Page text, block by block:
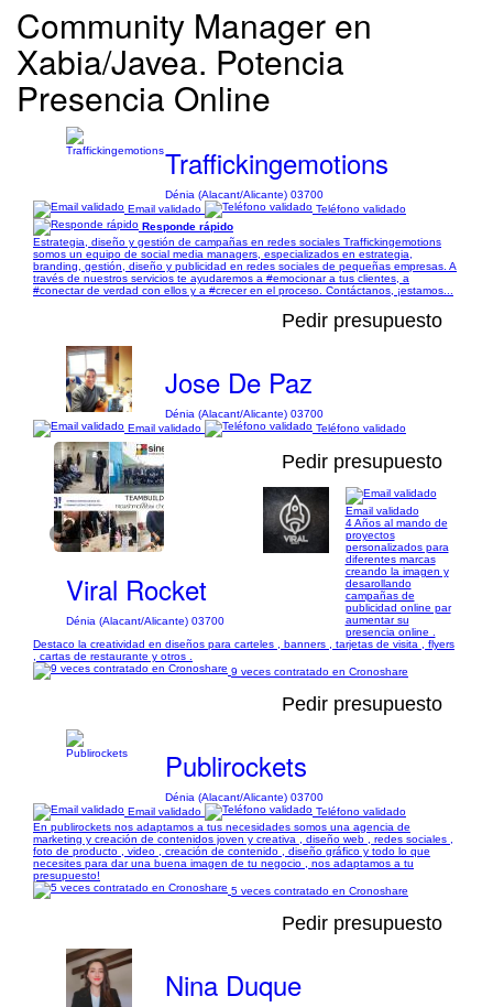
Community Manager en
Xabia/Javea. Potencia
Presencia Online
Traffickingemotions
Dénia (Alacant/Alicante) 03700
Email validado
Teléfono validado
Responde rápido
Estrategia, diseño y gestión de campañas en redes sociales Traffickingemotions
somos un equipo de social media managers, especializados en estrategia,
branding, gestión, diseño y publicidad en redes sociales de pequeñas empresas. A
través de nuestros servicios te ayudaremos a #emocionar a tus clientes, a
#conectar de verdad con ellos y a #crecer en el proceso. Contáctanos, ¡estamos...
Pedir presupuesto
Jose De Paz
Dénia (Alacant/Alicante) 03700
Email validado
Teléfono validado
1/11
Pedir presupuesto
Viral Rocket
Dénia (Alacant/Alicante) 03700
Email validado
4 Años al mando de
proyectos
personalizados para
diferentes marcas
creando la imagen y
desarollando
campañas de
publicidad online par
aumentar su
presencia online .
Destaco la creatividad en diseños para carteles , banners , tarjetas de visita , flyers
, cartas de restaurante y otros .
9 veces contratado en Cronoshare
Pedir presupuesto
Publirockets
Dénia (Alacant/Alicante) 03700
Email validado
Teléfono validado
En publirockets nos adaptamos a tus necesidades somos una agencia de
marketing y creación de contenidos joven y creativa , diseño web , redes sociales ,
foto de producto , video , creación de contenido , diseño gráfico y todo lo que
necesites para dar una buena imagen de tu negocio , nos adaptamos a tu
presupuesto!
5 veces contratado en Cronoshare
Pedir presupuesto
Nina Duque